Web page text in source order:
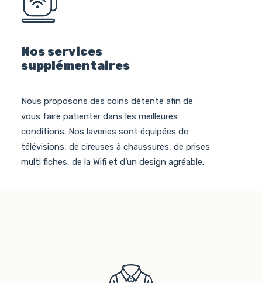
Nos services
supplémentaires
Nous proposons des coins détente afin de
vous faire patienter dans les meilleures
conditions. Nos laveries sont équipées de
télévisions, de cireuses à chaussures, de prises
multi fiches, de la Wifi et d’un design agréable.